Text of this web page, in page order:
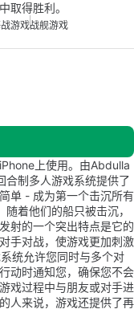
取得胜利。
游戏战舰游戏
上使用。由Abdulla
制多人游戏系统提供了
单 - 成为第一个击沉所有
着他们的船只被击沉，
射的一个突出特点是它的
手对战，使游戏更加刺激
统允许您同时与多个对
动时通知您，确保您不会
戏过程中与朋友或对手进
人来说，游戏还提供了再